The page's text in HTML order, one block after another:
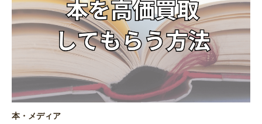
本・メディア